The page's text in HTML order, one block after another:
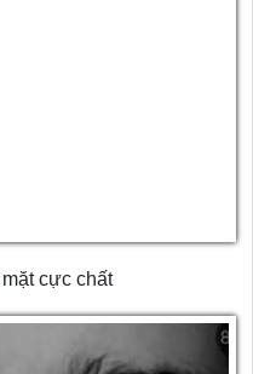
cực chất